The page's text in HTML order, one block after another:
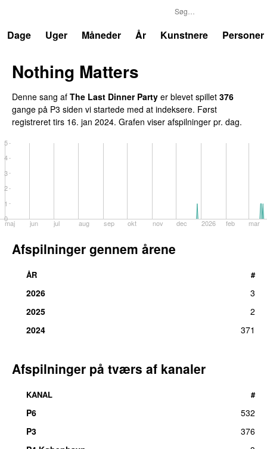
Dage
Uger Måneder År Kunstnere Personer
Nothing Matters
Denne sang af The Last Dinner Party er blevet spillet 376
gange på P3 siden vi startede med at indeksere. Først
registreret tirs 16. jan 2024. Grafen viser afspilninger pr. dag.
maj jun jul aug sep okt nov dec 2026 feb mar
0
1
2
3
4
5
Afspilninger gennem årene
ÅR #
2026
3
2025
2
2024
371
Afspilninger på tværs af kanaler
KANAL #
P6
532
P3
376